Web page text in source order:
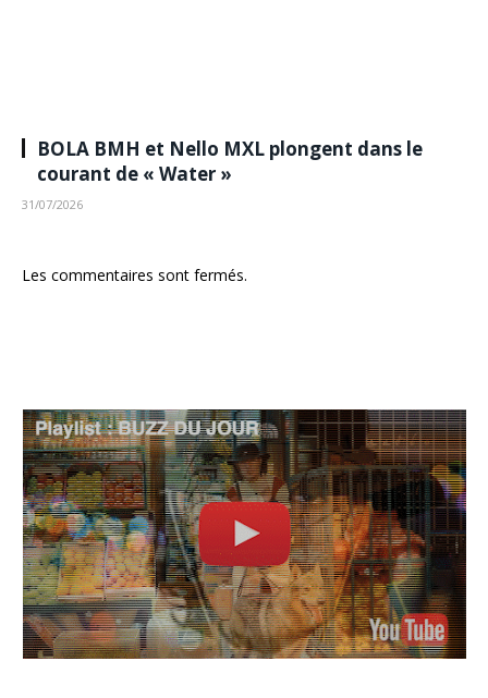
BOLA BMH et Nello MXL plongent dans le
courant de « Water »
31/07/2026
Les commentaires sont fermés.